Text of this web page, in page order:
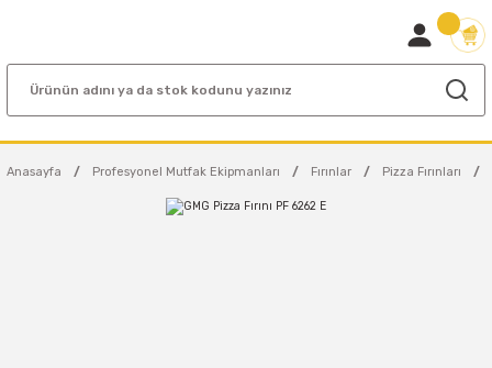
Anasayfa Profesyonel Mutfak Ekipmanları Fırınlar Pizza Fırınları